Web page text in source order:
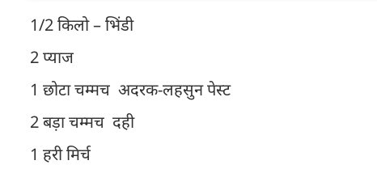
1/2 किलो – भिंडी
2 प्याज
1 छोटा चम्मच अदरक-लहसुन पेस्ट
2 बड़ा चम्मच दही
1 हरी मिर्च